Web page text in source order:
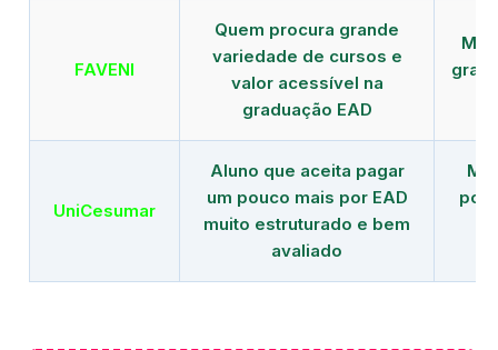
FAVENI
Quem procura grande
variedade de cursos e
valor acessível na
graduação EAD
UniCesumar
Aluno que aceita pagar
um pouco mais por EAD
muito estruturado e bem
avaliado